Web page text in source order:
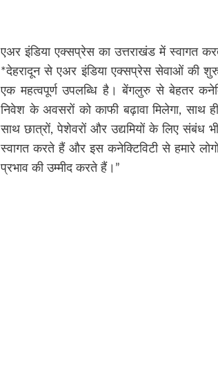
एअर इंडिया एक्सप्रेस का उत्तराखंड में स्वागत
*देहरादून से एअर इंडिया एक्सप्रेस सेवाओं की
एक महत्वपूर्ण उपलब्धि है। बेंगलुरु से बेहतर
निवेश के अवसरों को काफी बढ़ावा मिलेगा,
साथ छात्रों, पेशेवरों और उद्यमियों के लिए संबंध
स्वागत करते हैं और इस कनेक्टिविटी से हमारे
प्रभाव की उम्मीद करते हैं।”